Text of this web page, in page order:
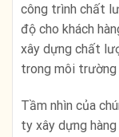
công trình chất
độ cho khách
xây dựng chất
trong môi trường
Tầm nhìn của
ty xây dựng